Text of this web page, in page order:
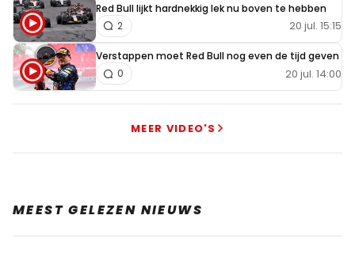
Red Bull lijkt hardnekkig lek nu boven te hebben
20 jul. 15:15
2
Verstappen moet Red Bull nog even de tijd geven
20 jul. 14:00
0
MEER VIDEO'S
MEEST GELEZEN NIEUWS